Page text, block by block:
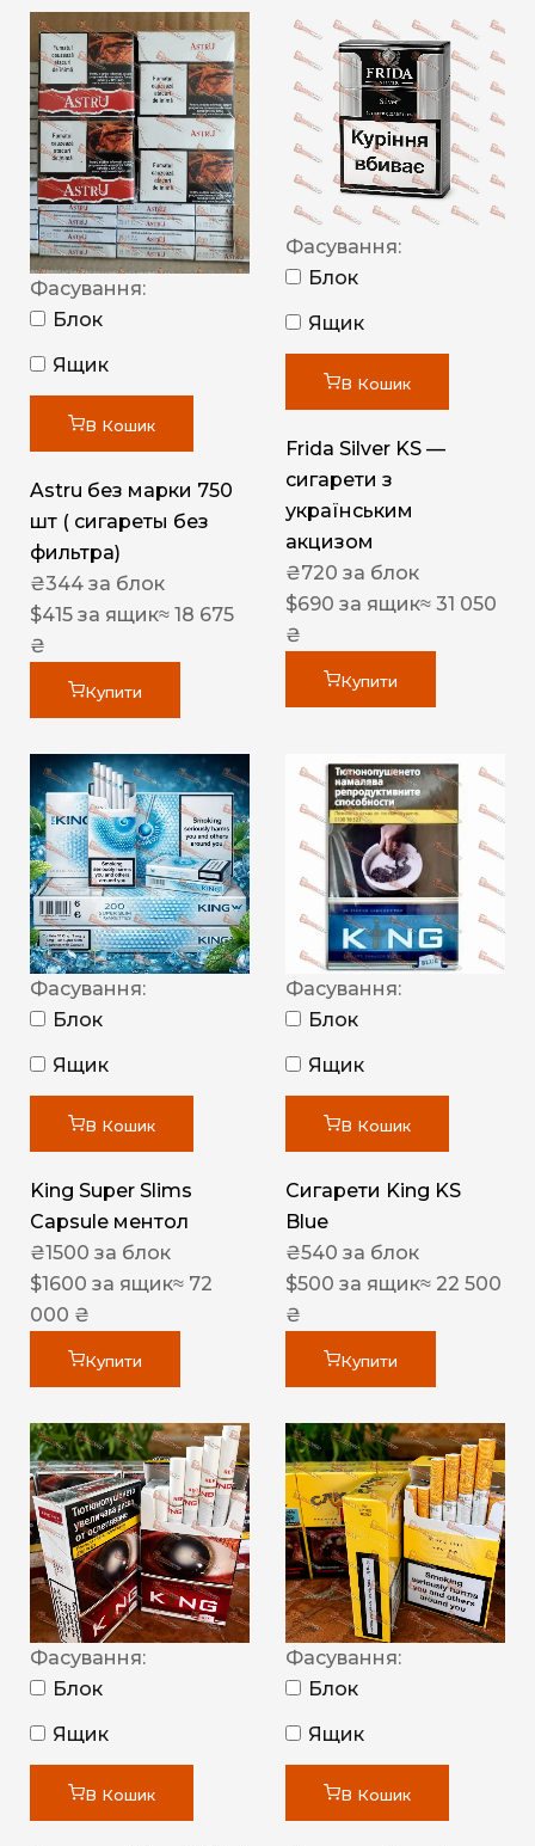
Фасування:
Блок
Ящик
В Кошик
Astru без марки 750
шт ( сигареты без
фильтра)
₴344 за блок
$415 за ящик≈ 18 675
₴
Купити
Фасування:
Блок
Ящик
В Кошик
Frida Silver KS —
сигарети з
українським
акцизом
₴720 за блок
$690 за ящик≈ 31 050
₴
Купити
Фасування:
Блок
Ящик
В Кошик
King Super Slims
Capsule ментол
₴1500 за блок
$1600 за ящик≈ 72
000 ₴
Купити
Фасування:
Блок
Ящик
В Кошик
Сигарети King KS
Blue
₴540 за блок
$500 за ящик≈ 22 500
₴
Купити
Фасування:
Блок
Ящик
В Кошик
Фасування:
Блок
Ящик
В Кошик